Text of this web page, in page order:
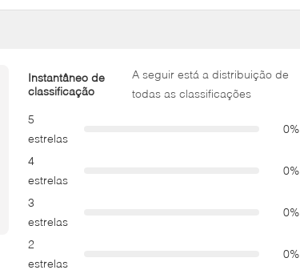
Instantâneo de
classificação
A seguir está a distribuição de
todas as classificações
5
estrelas
0%
4
estrelas
0%
3
estrelas
0%
2
estrelas
0%